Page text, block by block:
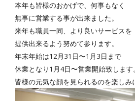
本年も皆様のおかげで、何事もなく
無事に営業する事が出来ました。
来年も職員一同、より良いサービスを
提供出来るよう努めて参ります。
年末年始は12月31日〜1月3日まで
休業となり1月4日〜営業開始致します。
皆様の元気な顔を見られるのを楽しみ